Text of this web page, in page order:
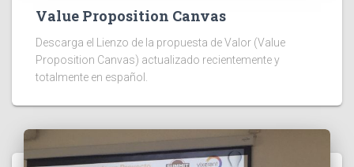
Value Proposition Canvas
Descarga el Lienzo de la propuesta de Valor (Value
Proposition Canvas) actualizado recientemente y
totalmente en español.